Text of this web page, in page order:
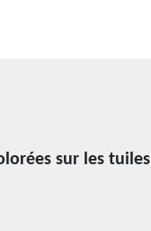
sur les tuiles